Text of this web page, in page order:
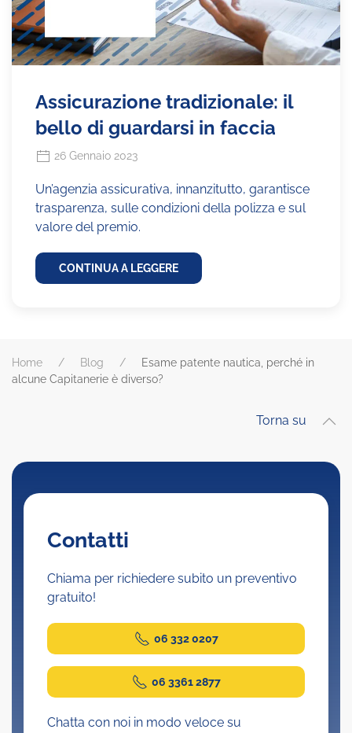
Assicurazione tradizionale: il
bello di guardarsi in faccia
26 Gennaio 2023
Un’agenzia assicurativa, innanzitutto, garantisce
trasparenza, sulle condizioni della polizza e sul
valore del premio.
CONTINUA A LEGGERE
Home Blog
Esame patente nautica, perché in
alcune Capitanerie è diverso?
Torna su
Contatti
Chiama per richiedere subito un preventivo
gratuito!
06 332 0207
06 3361 2877
Chatta con noi in modo veloce su